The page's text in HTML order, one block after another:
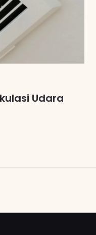
Udara